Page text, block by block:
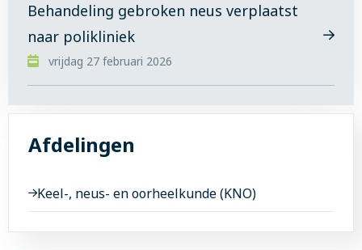
Behandeling gebroken neus verplaatst
naar polikliniek
vrijdag 27 februari 2026
Lees
meer
over
neus
polikliniek
Afdelingen
Keel-, neus- en oorheelkunde (KNO)